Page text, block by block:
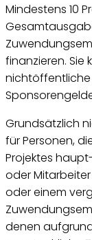
Mindestens 10
finanzieren.
nichtöffentliche
Grundsätzlich
für Personen,
Projektes
oder
oder einem
denen